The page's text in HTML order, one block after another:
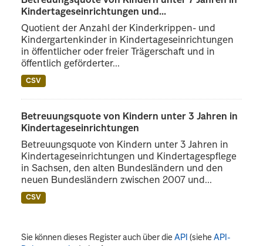
Kindertageseinrichtungen und...
Quotient der Anzahl der Kinderkrippen- und
Kindergartenkinder in Kindertageseinrichtungen
in öffentlicher oder freier Trägerschaft und in
öffentlich geförderter...
CSV
Betreuungsquote von Kindern unter 3 Jahren in
Kindertageseinrichtungen
Betreuungsquote von Kindern unter 3 Jahren in
Kindertageseinrichtungen und Kindertagespflege
in Sachsen, den alten Bundesländern und den
neuen Bundesländern zwischen 2007 und...
CSV
Sie können dieses Register auch über dieAPI (sieheAPI-